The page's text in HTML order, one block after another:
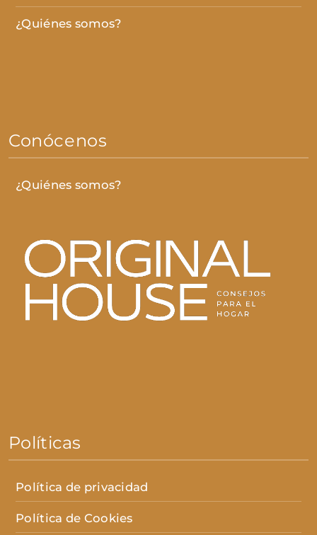
¿Quiénes somos?
Conócenos
¿Quiénes somos?
Políticas
Política de privacidad
Política de Cookies